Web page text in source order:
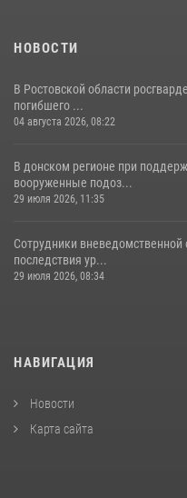
НОВОСТИ
В Ростовской области
погибшего ...
04 августа 2026, 08:22
В донском регионе при
вооруженные подоз...
29 июля 2026, 11:35
Сотрудники вневедомственной
последствия ур...
29 июля 2026, 08:34
НАВИГАЦИЯ
Новости
Карта сайта